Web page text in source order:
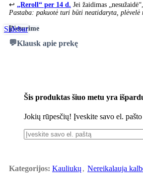
↩️ „Reroll“ per 14 d. Jei žaidimas
Pastaba: pakuotė turi būti neatidaryta, plėvelė
Neturime
Klausk apie prekę
Šis produktas šiuo metu yra
Jokių rūpesčių! Įveskite savo el.
Kategorijos: Kauliukų , Nereikalauja
Sidebar